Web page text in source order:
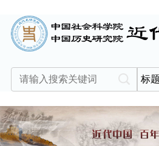
标题